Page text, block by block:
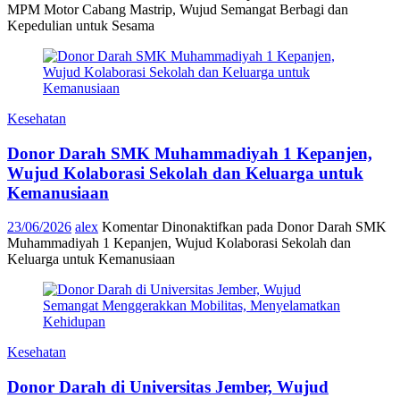
MPM Motor Cabang Mastrip, Wujud Semangat Berbagi dan
Kepedulian untuk Sesama
Kesehatan
Donor Darah SMK Muhammadiyah 1 Kepanjen,
Wujud Kolaborasi Sekolah dan Keluarga untuk
Kemanusiaan
23/06/2026 alex Komentar Dinonaktifkan pada Donor Darah SMK
Muhammadiyah 1 Kepanjen, Wujud Kolaborasi Sekolah dan
Keluarga untuk Kemanusiaan
Kesehatan
Donor Darah di Universitas Jember, Wujud